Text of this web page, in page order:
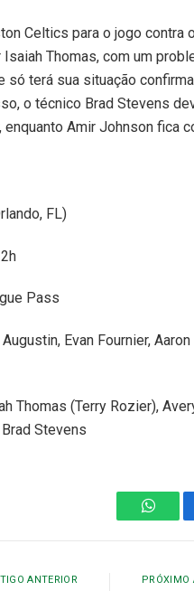
Celtics para o jogo contra
Thomas, com um
terá sua situação
o técnico Brad Stevens
Amir Johnson fica
FL)
Pass
Augustin, Evan Fournier,
Thomas (Terry Rozier),
Stevens
ANTERIOR PRÓXIMO